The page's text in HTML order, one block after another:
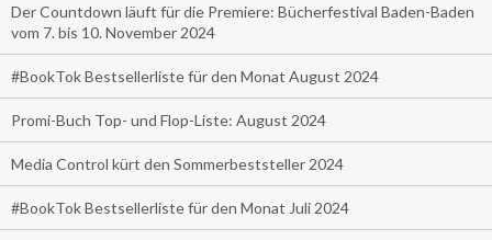
Der Countdown läuft für die Premiere: Bücherfestival Baden-Baden
vom 7. bis 10. November 2024
#BookTok Bestsellerliste für den Monat August 2024
Promi-Buch Top- und Flop-Liste: August 2024
Media Control kürt den Sommerbeststeller 2024
#BookTok Bestsellerliste für den Monat Juli 2024